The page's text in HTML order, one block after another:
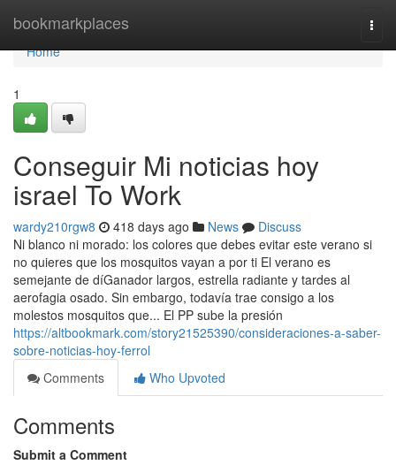
bookmarkplaces
Home
Home
1
Conseguir Mi noticias hoy
israel To Work
wardy210rgw8 418 days ago News
Discuss
Ni blanco ni morado: los colores que debes evitar este verano si
no quieres que los mosquitos vayan a por ti El verano es
semejante de díGanador largos, estrella radiante y tardes al
aerofagia osado. Sin embargo, todavía trae consigo a los
molestos mosquitos que... El PP sube la presión
https://altbookmark.com/story21525390/consideraciones-a-saber-
sobre-noticias-hoy-ferrol
Comments
Who Upvoted
Comments
Submit a Comment